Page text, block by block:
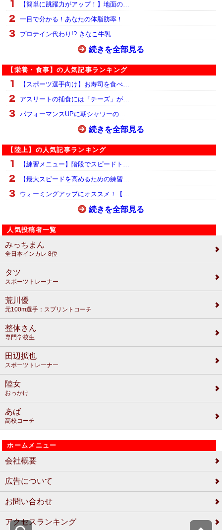
【簡単に跳躍力がアップ！】地面の…
一目で分かる！あなたの体脂肪率！
プロテイン代わり!? きなこ牛乳
続きを全部見る
【栄養・食事】の人気記事ランキング
【スポーツ選手向け】お寿司を食べ…
アスリートの捕食には「チーズ」が…
パフォーマンスUPに朝シャワーの…
続きを全部見る
【陸上】の人気記事ランキング
【練習メニュー】階段でスピードト…
【最大スピードを高めるための練習…
ウォーミングアップにオススメ！【…
続きを全部見る
人気投稿者一覧
みっちまん
全日本インカレ 8位
タツ
スポーツトレーナー
荒川優
元100m選手：スプリントコーチ
整体さん
専門学校生
田辺拡也
スポーツトレーナー
陸女
おっかけ
あば
高校コーチ
ホームメニュー
会社概要
広告について
お問い合わせ
アクセスランキング